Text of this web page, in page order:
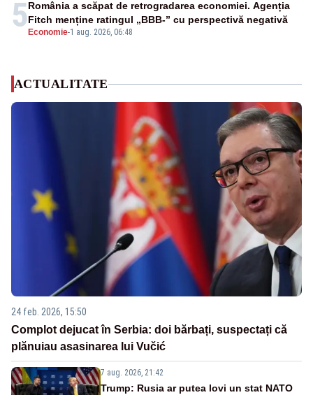
5 Economie-1 aug. 2026, 06:48
România a scăpat de retrogradarea economiei. Agenția
Fitch menține ratingul „BBB-” cu perspectivă negativă
ACTUALITATE
24 feb. 2026, 15:50
Complot dejucat în Serbia: doi bărbați, suspectați că
plănuiau asasinarea lui Vučić
7 aug. 2026, 21:42
Trump: Rusia ar putea lovi un stat NATO